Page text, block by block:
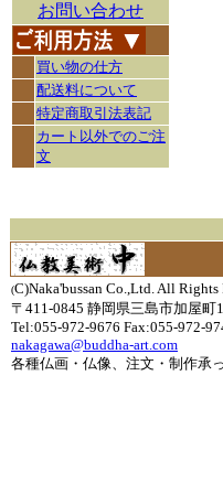
お問い合わせ
買い物の仕方
配送料について
特定商取引法表記
カート以外でのご注
文
(C)Naka'bussan Co.,Ltd. All Rights
〒411-0845 静岡県三島市加屋
Tel:055-972-9676 Fax:055-972-
nakagawa@buddha-art.com
各種仏画・仏像、注文・制作承